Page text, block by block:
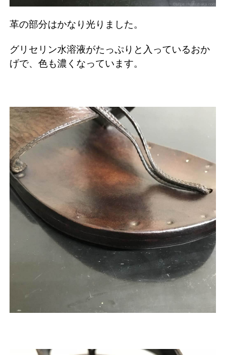
革の部分はかなり光りました。
グリセリン水溶液がたっぷりと入っているおか
げで、色も濃くなっています。